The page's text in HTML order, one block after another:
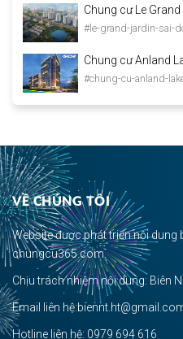
Chung cư Le
#le-grand-jardin-sai-
Chung cư Anland
#chung-cu-anland-
VỀ CHÚNG TÔI
Website được phát triển nội dung
chungcu365.com.
Chịu trách nhiệm nội dung: Biên
Email liên
Hotline liên hệ: 0979 694 616